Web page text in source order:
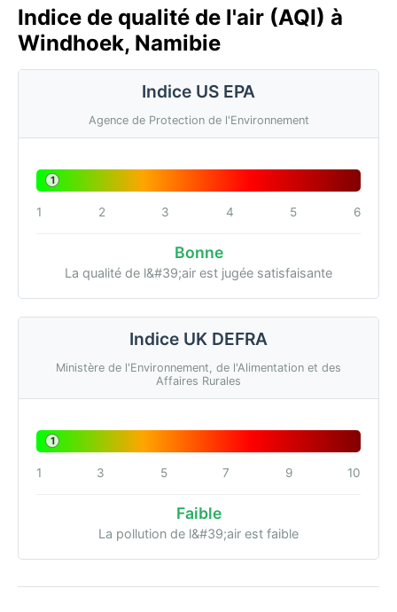
Indice de qualité de l'air (AQI) à
Windhoek, Namibie
Indice US EPA
Agence de Protection de l'Environnement
1
1 2 3 4 5 6
Bonne
La qualité de l&#39;air est jugée satisfaisante
Indice UK DEFRA
Ministère de l'Environnement, de l'Alimentation et des
Affaires Rurales
1
1 3 5 7 9 10
Faible
La pollution de l&#39;air est faible